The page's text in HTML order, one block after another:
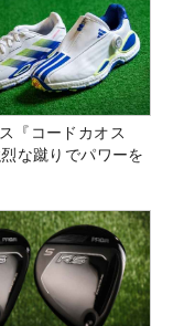
『コードカオス
な蹴りでパワーを